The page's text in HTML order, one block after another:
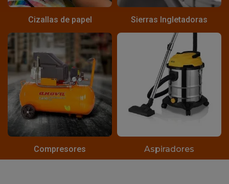
Cizallas de papel Sierras Ingletadoras
Compresores Aspiradores